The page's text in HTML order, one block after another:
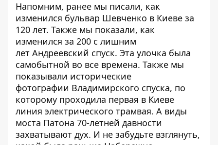
Напомним, ранее мы писали, как
изменился бульвар Шевченко в Киеве за
120 лет. Также мы показали, как
изменился за 200 с лишним
лет Андреевский спуск. Эта улочка была
самобытной во все времена. Также мы
показывали исторические
фотографии Владимирского спуска, по
которому проходила первая в Киеве
линия электрического трамвая. А виды
моста Патона 70-летней давности
захватывают дух. И не забудьте взглянуть,